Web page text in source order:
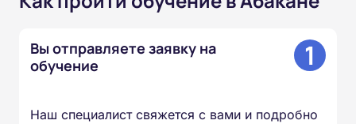
Вы отправляете заявку на
обучение
1
Наш специалист свяжется с вами и подробно